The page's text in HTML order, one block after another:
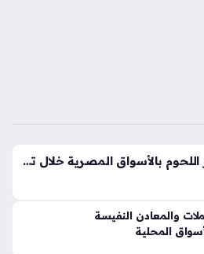
تغيرات جديدة في أسعار اللحوم بالأسواق المصرية خلال تعاملات الخميس 6 أغسطس
تكلفة الكيلو من صنف الكندوز بين
والمعادن النفيسة
المحلية